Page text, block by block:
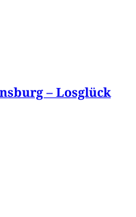
– Losglück